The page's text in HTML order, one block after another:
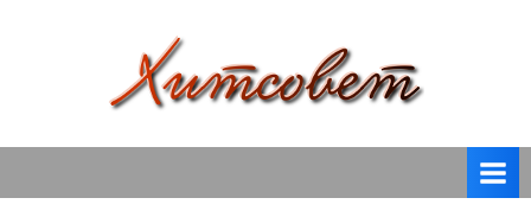
т
спицами,
крючком,